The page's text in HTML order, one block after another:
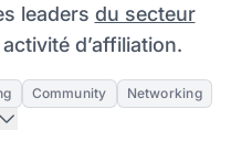
leaders du secteur
d’affiliation.
Community
Networking